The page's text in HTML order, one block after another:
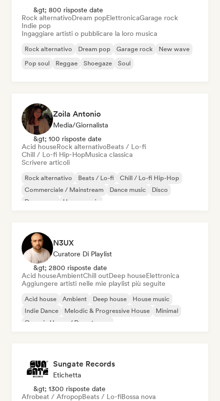
&gt; 800 risposte date
Rock alternativoDream popElettronicaGarage rock
Indie pop
Ingaggiare artisti o pubblicare la loro musica
Rock alternativo Dream pop Garage rock
New wave
Pop soul
Reggae Shoegaze Soul
Zoila Antonio
Media/Giornalista
&gt; 100 risposte date
Acid houseRock alternativoBeats / Lo-fi
Chill / Lo-fi Hip-HopMusica classica
Scrivere articoli
Rock alternativo Beats / Lo-fi
Chill / Lo-fi Hip-Hop
Commerciale / Mainstream
Dance music
Disco
Dream pop
House music
N3UX
Curatore Di Playlist
&gt; 2800 risposte date
Acid houseAmbientChill outDeep houseElettronica
Aggiungere artisti nelle mie playlist più seguite
Acid house Ambient Deep house
House music
Indie Dance
Melodic & Progressive House
Minimal
Organic House / Downtempo
Sungate Records
Etichetta
&gt; 1300 risposte date
Afrobeat / AfropopBeats / Lo-fiBossa nova